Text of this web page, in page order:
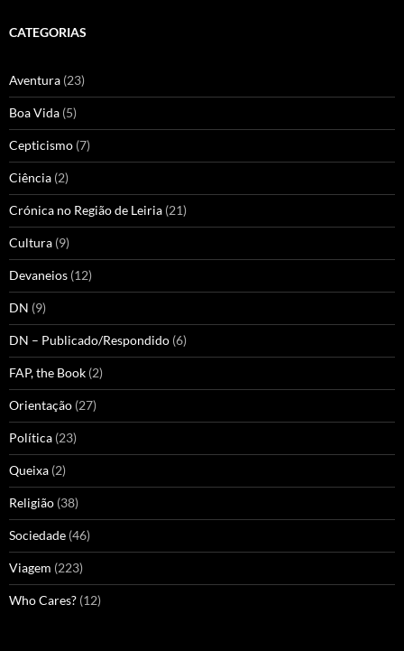
CATEGORIAS
Aventura (23)
Boa Vida (5)
Cepticismo (7)
Ciência (2)
Crónica no Região de Leiria (21)
Cultura (9)
Devaneios (12)
DN (9)
DN – Publicado/Respondido (6)
FAP, the Book (2)
Orientação (27)
Política (23)
Queixa (2)
Religião (38)
Sociedade (46)
Viagem (223)
Who Cares? (12)